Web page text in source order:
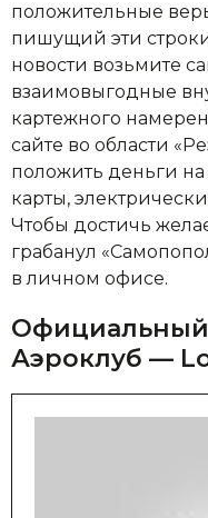
положительные
пишущий эти
новости возьмите
взаимовыгодные
картежного
сайте во области
положить деньги
карты,
Чтобы достичь
грабанул
в личном офисе.
Аэроклуб —